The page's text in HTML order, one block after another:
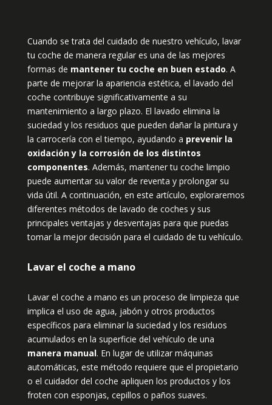
Cuando se trata del cuidado de nuestro vehículo, lavar
tu coche de manera regular es una de las mejores
formas de mantener tu coche en buen estado. A
parte de mejorar la apariencia estética, el lavado del
coche contribuye significativamente a su
mantenimiento a largo plazo. El lavado elimina la
suciedad y los residuos que pueden dañar la pintura y
la carrocería con el tiempo, ayudando a prevenir la
oxidación y la corrosión de los distintos
componentes. Además, mantener tu coche limpio
puede aumentar su valor de reventa y prolongar su
vida útil. A continuación, en este artículo, exploraremos
diferentes métodos de lavado de coches y sus
principales ventajas y desventajas para que puedas
tomar la mejor decisión para el cuidado de tu vehículo.
Lavar el coche a mano
Lavar el coche a mano es un proceso de limpieza que
implica el uso de agua, jabón y otros productos
específicos para eliminar la suciedad y los residuos
acumulados en la superficie del vehículo de una
manera manual. En lugar de utilizar máquinas
automáticas, este método requiere que el propietario
o el cuidador del coche apliquen los productos y los
froten con esponjas, cepillos o paños suaves.